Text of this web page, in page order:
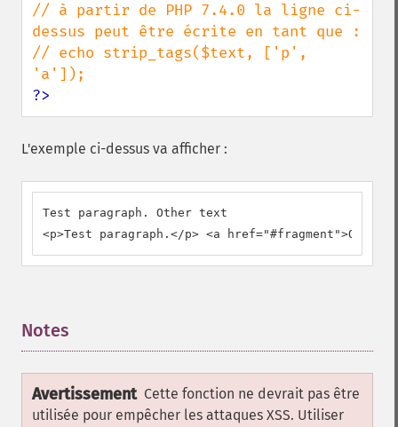
// à partir de PHP 7.4.0 la ligne ci-
dessus peut être écrite en tant que :
// echo strip_tags($text, ['p',
?>
L'exemple ci-dessus va afficher :
Test paragraph. Other text
<p>Test paragraph.</p> <a href="#fragment">Other
Notes
Avertissement Cette fonction ne devrait pas être
utilisée pour empêcher les attaques XSS. Utiliser